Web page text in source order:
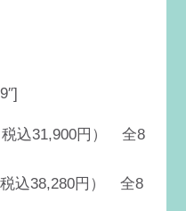
込31,900円） 全8
込38,280円） 全8